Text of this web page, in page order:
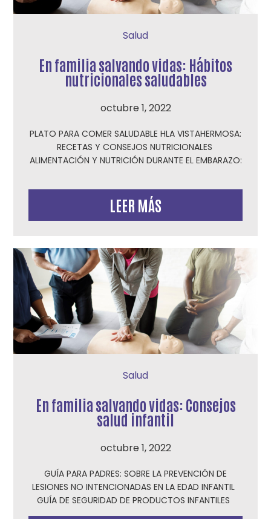
Salud
En familia salvando vidas: Hábitos
nutricionales saludables
octubre 1, 2022
PLATO PARA COMER SALUDABLE HLA VISTAHERMOSA:
RECETAS Y CONSEJOS NUTRICIONALES
ALIMENTACIÓN Y NUTRICIÓN DURANTE EL EMBARAZO:
LEER MÁS
Salud
En familia salvando vidas: Consejos
salud infantil
octubre 1, 2022
GUÍA PARA PADRES: SOBRE LA PREVENCIÓN DE
LESIONES NO INTENCIONADAS EN LA EDAD INFANTIL
GUÍA DE SEGURIDAD DE PRODUCTOS INFANTILES